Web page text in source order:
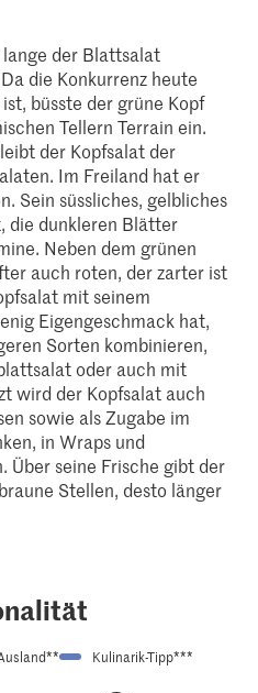
der Blattsalat
die Konkurrenz heute
büsste der grüne Kopf
Tellern Terrain ein.
der Kopfsalat der
Im Freiland hat er
Sein süssliches, gelbliches
die dunkleren Blätter
Neben dem grünen
auch roten, der zarter ist
mit seinem
Eigengeschmack hat,
Sorten kombinieren,
oder auch mit
wird der Kopfsalat auch
sowie als Zugabe im
in Wraps und
Über seine Frische gibt der
Stellen, desto länger
Kulinarik-Tipp***